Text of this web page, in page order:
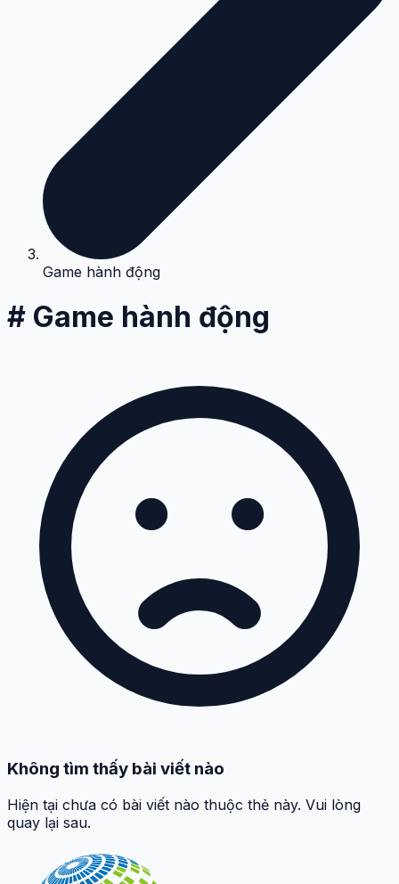
Game hành động
# Game hành động
Không tìm thấy bài viết nào
Hiện tại chưa có bài viết nào thuộc thẻ này. Vui lòng
quay lại sau.